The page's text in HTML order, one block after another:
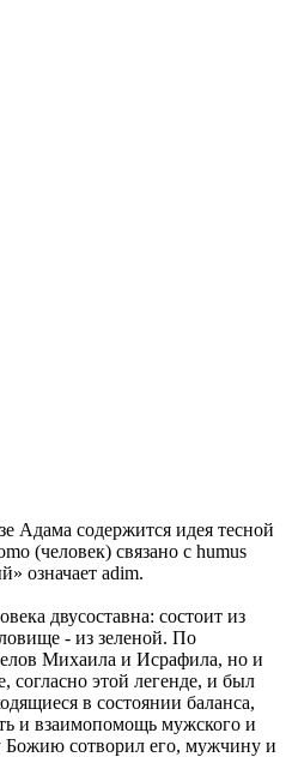
Адама содержится идея тесной
(человек) связано с humus
означает adim.
двусоставна: состоит из
- из зеленой. По
Михаила и Исрафила, но и
согласно этой легенде, и был
в состоянии баланса,
и взаимопомощь мужского и
Божию сотворил его, мужчину и